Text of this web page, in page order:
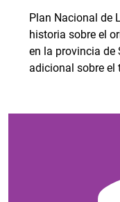
Plan Nacional de
historia sobre el
en la provincia de
adicional sobre el